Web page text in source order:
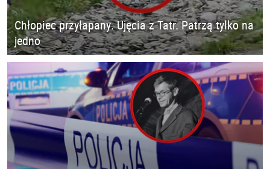
Chłopiec przyłapany. Ujęcia z Tatr. Patrzą tylko na
jedno